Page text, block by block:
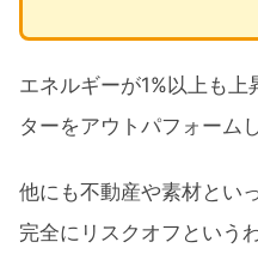
エネルギーが1%以上も
ターをアウトパフォーム
他にも不動産や素材とい
完全にリスクオフという